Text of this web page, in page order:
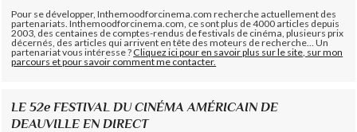
Pour se développer, Inthemoodforcinema.com recherche actuellement des
partenariats. Inthemoodforcinema.com, ce sont plus de 4000 articles depuis
2003, des centaines de comptes-rendus de festivals de cinéma, plusieurs prix
décernés, des articles qui arrivent en tête des moteurs de recherche... Un
partenariat vous intéresse ?Cliquez ici pour en savoir plus sur le site, sur mon
parcours et pour savoir comment me contacter.
LE 52e FESTIVAL DU CINÉMA AMÉRICAIN DE
DEAUVILLE EN DIRECT